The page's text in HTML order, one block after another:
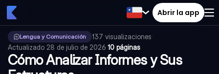
Abrir la app
Lengua y Comunicación 137 visualizaciones·
Actualizado 28 de julio de 2026·10 páginas
Cómo Analizar Informes y Sus